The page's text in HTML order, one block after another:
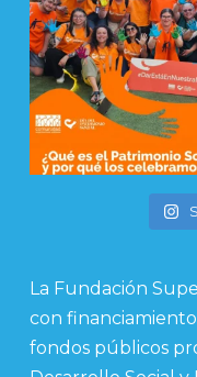
La Fundación
con
fondos públicos